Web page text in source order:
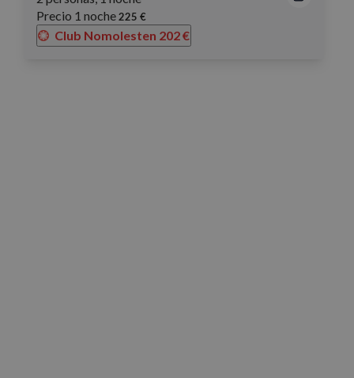
Precio 1 noche225 €
Club Nomolesten 202 €